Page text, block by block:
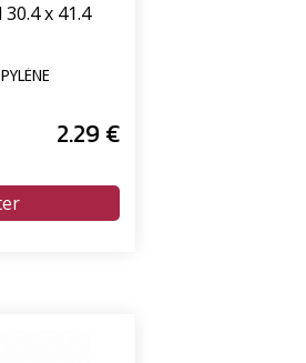
x 41.4
2.29 €